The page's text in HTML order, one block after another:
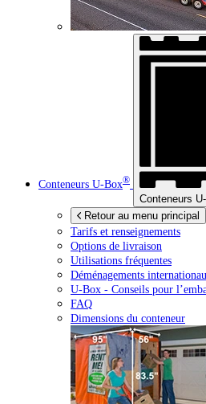
Conteneurs U-Box®
Conteneurs
Retour au menu principal
Tarifs et renseignements
Options de livraison
Utilisations fréquentes
Déménagements
U-Box - Conseils pour
FAQ
Dimensions du conteneur